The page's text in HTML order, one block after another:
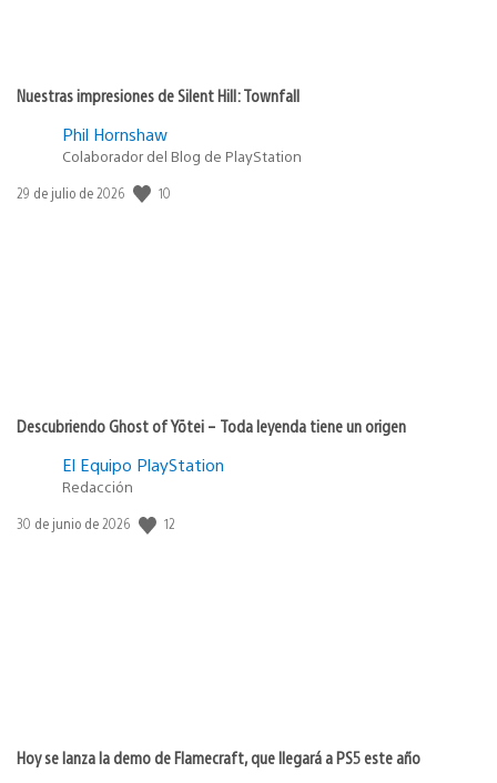
Nuestras impresiones de Silent Hill: Townfall
Phil Hornshaw
Colaborador del Blog de PlayStation
Fecha
29 de julio de 2026 10
Descubriendo Ghost of Yōtei – Toda leyenda tiene un origen
El Equipo PlayStation
Redacción
Fecha
30 de junio de 2026 12
Hoy se lanza la demo de Flamecraft, que llegará a PS5 este año